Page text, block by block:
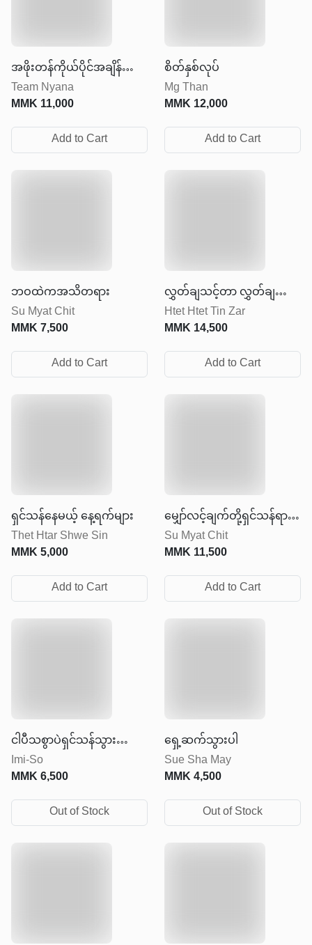
အဖိုးတန်ကိုယ်ပိုင်အချိန်
ကလေး
Team Nyana
MMK11,000
Add to Cart
စိတ်နှစ်လုပ်
Mg Than
MMK12,000
Add to Cart
ဘဝထဲကအသိတရား
Su Myat Chit
MMK7,500
Add to Cart
လွှတ်ချသင့်တာ လွှတ်ချပြီး
ရှေ့ဆက်ပါ
Htet Htet Tin Zar
MMK14,500
Add to Cart
ရှင်သန်နေမယ့် နေ့ရက်များ
Thet Htar Shwe Sin
MMK5,000
Add to Cart
မျှော်လင့်ချက်တို့ရှင်သန်ရာ
စာကြည့်တိုက်
Su Myat Chit
MMK11,500
Add to Cart
ငါပီသစွာပဲရှင်သန်သွားတော့
မလို့
Imi-So
MMK6,500
Out of Stock
ရှေ့ဆက်သွားပါ
Sue Sha May
MMK4,500
Out of Stock